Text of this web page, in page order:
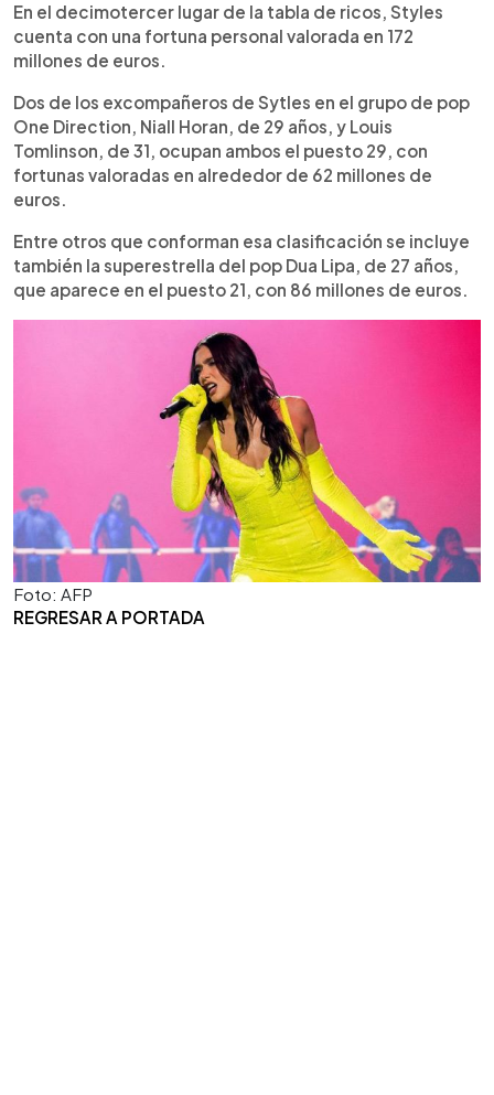
En el decimotercer lugar de la tabla de ricos, Styles
cuenta con una fortuna personal valorada en 172
millones de euros.
Dos de los excompañeros de Sytles en el grupo de pop
One Direction, Niall Horan, de 29 años, y Louis
Tomlinson, de 31, ocupan ambos el puesto 29, con
fortunas valoradas en alrededor de 62 millones de
euros.
Entre otros que conforman esa clasificación se incluye
también la superestrella del pop Dua Lipa, de 27 años,
que aparece en el puesto 21, con 86 millones de euros.
Foto: AFP
REGRESAR A PORTADA